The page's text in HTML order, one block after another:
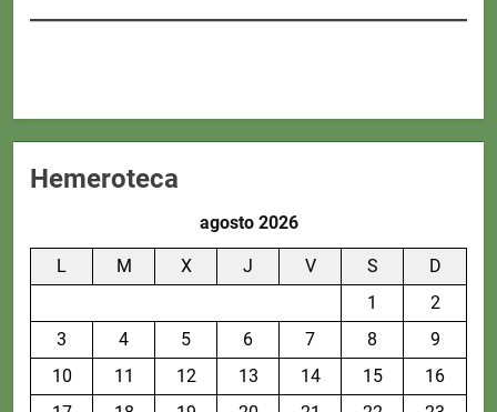
Hemeroteca
agosto 2026
L M X J V S
D
1
2
3
4 5 6 7 8
9
10
11 12 13 14 15
16